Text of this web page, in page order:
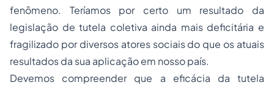
fenômeno. Teríamos por certo um resultado da
legislação de tutela coletiva ainda mais deficitária e
fragilizado por diversos atores sociais do que os atuais
resultados da sua aplicação em nosso país.
Devemos compreender que a eficácia da tutela